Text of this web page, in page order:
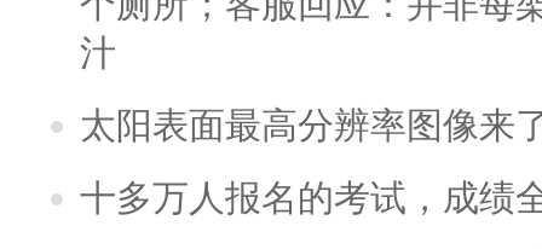
汁
太阳表面最高分辨率图像来
十多万人报名的考试，成绩